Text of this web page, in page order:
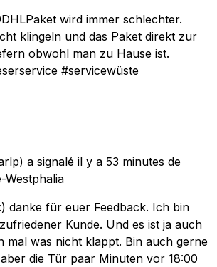
wird immer schlechter.
klingeln und das Paket direkt zur
obwohl man zu Hause ist.
#servicewüste
a signalé il y a 53 minutes de
Westphalia
danke für euer Feedback. Ich bin
Kunde. Und es ist ja auch
mal was nicht klappt. Bin auch gerne
die Tür paar Minuten vor 18:00